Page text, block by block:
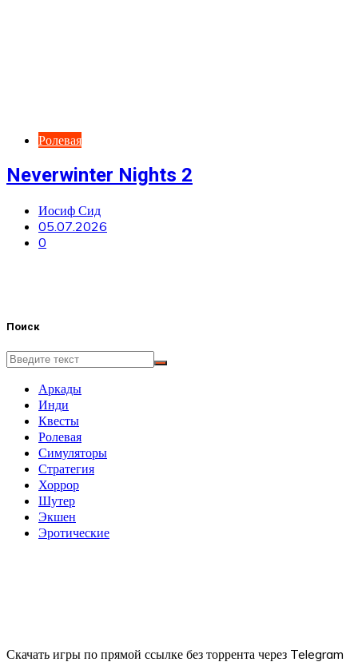
Ролевая
Neverwinter Nights 2
Иосиф Сид
05.07.2026
0
Поиск
Аркады
Инди
Квесты
Ролевая
Симуляторы
Стратегия
Хоррор
Шутер
Экшен
Эротические
Скачать игры по прямой ссылке без торрента через Telegram